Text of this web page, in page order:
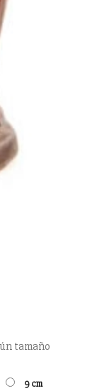
tamaño
9 cm